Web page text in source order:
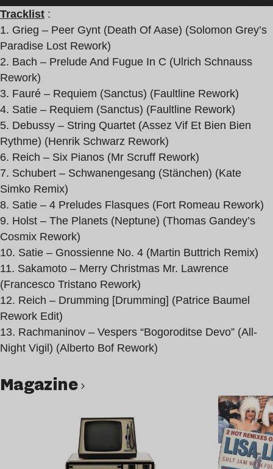
Tracklist :
1. Grieg – Peer Gynt (Death Of Aase) (Solomon Grey’s
Paradise Lost Rework)
2. Bach – Prelude And Fugue In C (Ulrich Schnauss
Rework)
3. Fauré – Requiem (Sanctus) (Faultline Rework)
4. Satie – Requiem (Sanctus) (Faultline Rework)
5. Debussy – String Quartet (Assez Vif Et Bien Bien
Rythme) (Henrik Schwarz Rework)
6. Reich – Six Pianos (Mr Scruff Rework)
7. Schubert – Schwanengesang (Stänchen) (Kate
Simko Remix)
8. Satie – 4 Preludes Flasques (Fort Romeau Rework)
9. Holst – The Planets (Neptune) (Thomas Gandey’s
Cosmix Rework)
10. Satie – Gnossienne No. 4 (Martin Buttrich Remix)
11. Sakamoto – Merry Christmas Mr. Lawrence
(Francesco Tristano Rework)
12. Reich – Drumming [Drumming] (Patrice Baumel
Rework Edit)
13. Rachmaninov – Vespers “Bogoroditse Devo” (All-
Night Vigil) (Alberto Bof Rework)
magazine